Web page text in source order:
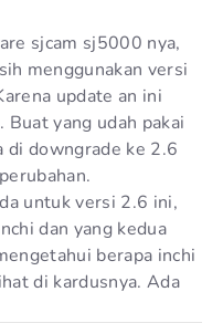
sjcam sj5000 nya,
menggunakan versi
update an ini
yang udah pakai
di downgrade ke 2.6
untuk versi 2.6 ini,
dan yang kedua
berapa inchi
di kardusnya. Ada